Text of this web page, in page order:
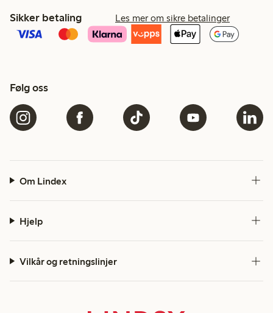
Sikker betaling Les mer om sikre betalinger
Følg oss
Om Lindex
Hjelp
Vilkår og retningslinjer